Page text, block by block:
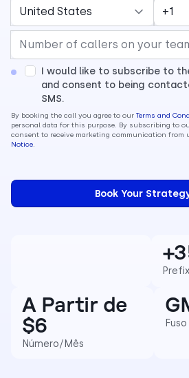
I would like to subscribe to
and consent to being
SMS.
By booking the call you agree to our Terms and
personal data for this purpose. By subscribing to
consent to receive marketing communication from
Notice
A Partir de
$6
Número/Mês